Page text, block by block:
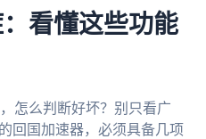
看懂这些功能
怎么判断好坏？别只看广
回国加速器，必须具备几项